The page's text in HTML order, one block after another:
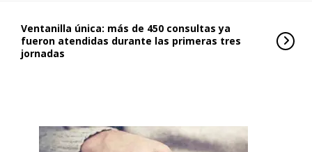
Ventanilla única: más de 450 consultas ya
fueron atendidas durante las primeras tres
jornadas